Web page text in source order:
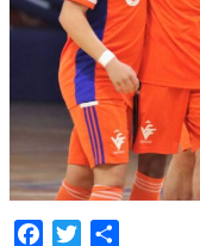
Facebook
Twitter